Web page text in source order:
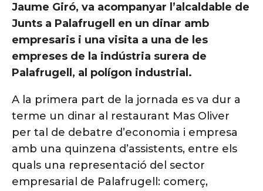
Jaume Giró, va acompanyar l’alcaldable de
Junts a Palafrugell en un dinar amb
empresaris i una visita a una de les
empreses de la indústria surera de
Palafrugell, al polígon industrial.
A la primera part de la jornada es va dur a
terme un dinar al restaurant Mas Oliver
per tal de debatre d’economia i empresa
amb una quinzena d’assistents, entre els
quals una representació del sector
empresarial de Palafrugell: comerç,